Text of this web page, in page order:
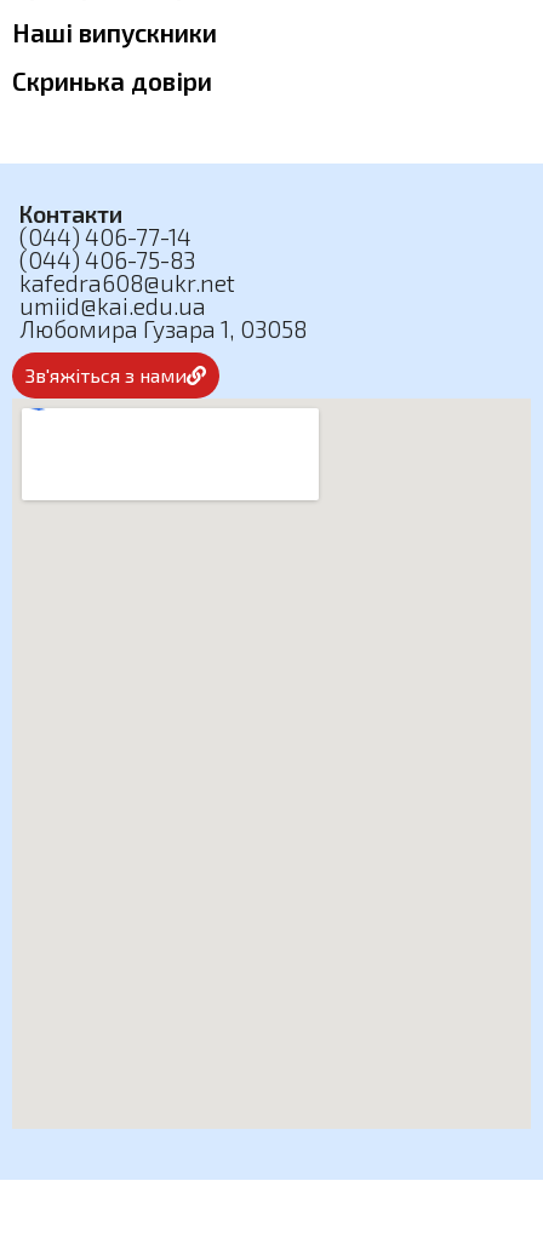
Наші випускники
Скринька довіри
Контакти
(044) 406-77-14
(044) 406-75-83
kafedra608@ukr.net
umiid@kai.edu.ua
Любомира Гузара 1, 03058
Зв'яжіться з нами